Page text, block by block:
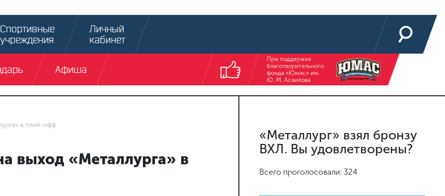
Спортивные
учреждения
Личный
кабинет
Афиша
При поддержке
благотворительного
фонда «Юмас» им.
Ю. М. Асаилова
в плей-офф
выход «Металлурга» в
«Металлург» взял бронзу
ВХЛ. Вы удовлетворены?
Всего проголосовали: 324